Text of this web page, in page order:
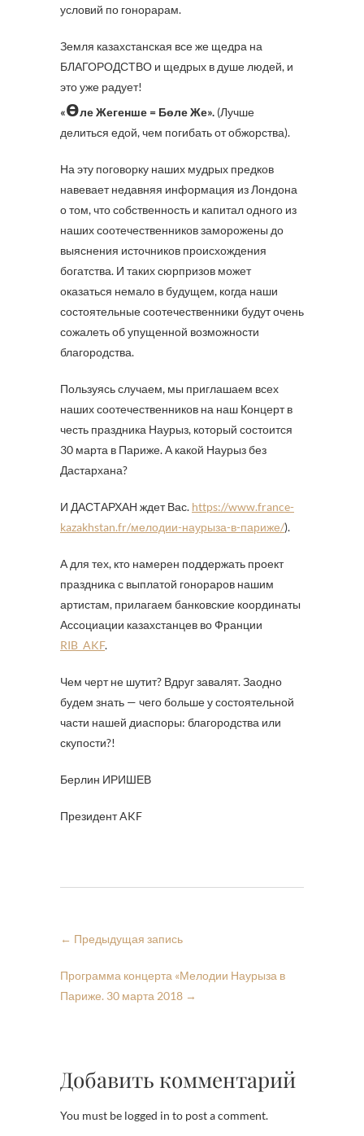
условий по гонорарам.
Земля казахстанская все же щедра на
БЛАГОРОДСТВО и щедрых в душе людей, и
это уже радует!
«өле Жегенше = Бөле Же». (Лучше
делиться едой, чем погибать от обжорства).
На эту поговорку наших мудрых предков
навевает недавняя информация из Лондона
о том, что собственность и капитал одного из
наших соотечественников заморожены до
выяснения источников происхождения
богатства. И таких сюрпризов может
оказаться немало в будущем, когда наши
состоятельные соотечественники будут очень
сожалеть об упущенной возможности
благородства.
Пользуясь случаем, мы приглашаем всех
наших соотечественников на наш Концерт в
честь праздника Наурыз, который состоится
30 марта в Париже. А какой Наурыз без
Дастархана?
И ДАСТАРХАН ждет Вас. https://www.france-
kazakhstan.fr/мелодии-наурыза-в-париже/).
А для тех, кто намерен поддержать проект
праздника с выплатой гонораров нашим
артистам, прилагаем банковские координаты
Ассоциации казахстанцев во Франции
RIB_AKF.
Чем черт не шутит? Вдруг завалят. Заодно
будем знать — чего больше у состоятельной
части нашей диаспоры: благородства или
скупости?!
Берлин ИРИШЕВ
Президент AKF
← Предыдущая запись
Программа концерта «Мелодии Наурыза в
Париже. 30 марта 2018 →
Добавить комментарий
You must be logged in to post a comment.